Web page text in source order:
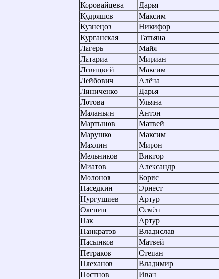
Коровайцева
Дарья
Кудряшов
Максим
Кузнецов
Никифор
Курганская
Татьяна
Лагерь
Майя
Латариа
Мириан
Левицкий
Максим
Лейбович
Алёна
Линиченко
Дарья
Лотова
Ульяна
Маланьин
Антон
Мартынов
Матвей
Марушко
Максим
Махлин
Мирон
Мельников
Виктор
Миатов
Александр
Молонов
Борис
Наседкин
Эрнест
Нургушиев
Артур
Оленин
Семён
Пак
Артур
Панкратов
Владислав
Пасынков
Матвей
Петраков
Степан
Плеханов
Владимир
Постнов
Иван